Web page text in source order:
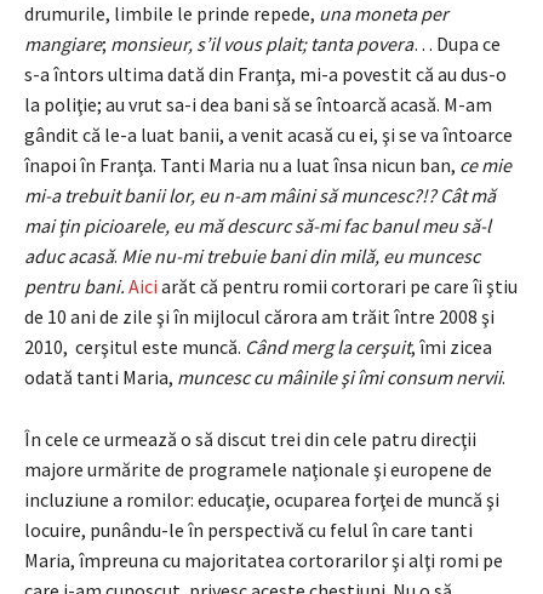
drumurile, limbile le prinde repede, una moneta per
mangiare; monsieur, s’il vous plait; tanta povera… Dupa ce
s-a întors ultima dată din Franţa, mi-a povestit că au dus-o
la poliţie; au vrut sa-i dea bani să se întoarcă acasă. M-am
gândit că le-a luat banii, a venit acasă cu ei, şi se va întoarce
înapoi în Franţa. Tanti Maria nu a luat însa nicun ban, ce mie
mi-a trebuit banii lor, eu n-am mâini să muncesc?!? Cât mă
mai ţin picioarele, eu mă descurc să-mi fac banul meu să-l
aduc acasă. Mie nu-mi trebuie bani din milă, eu muncesc
pentru bani. Aici arăt că pentru romii cortorari pe care îi ştiu
de 10 ani de zile şi în mijlocul cărora am trăit între 2008 şi
2010, cerşitul este muncă. Când merg la cerşuit, îmi zicea
odată tanti Maria, muncesc cu mâinile şi îmi consum nervii.
În cele ce urmează o să discut trei din cele patru direcţii
majore urmărite de programele naţionale şi europene de
incluziune a romilor: educaţie, ocuparea forţei de muncă şi
locuire, punându-le în perspectivă cu felul în care tanti
Maria, împreuna cu majoritatea cortorarilor şi alţi romi pe